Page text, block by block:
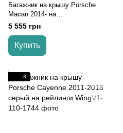
Багажник на крышу Porsche
Macan 2014- на
интегрированные рейлинги
черный Turtle
5 555 грн
Купить
3